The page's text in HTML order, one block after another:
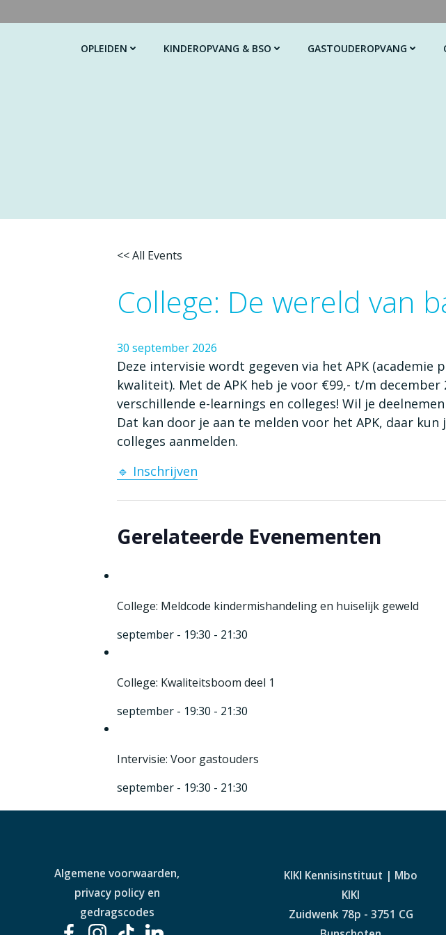
a
OPLEIDEN KINDEROPVANG & BSO GASTOUDEROPVANG
<< All Events
College: De wereld van
30 september 2026
Deze intervisie wordt gegeven via het APK (academie
kwaliteit). Met de APK heb je voor €99,- t/m
verschillende e-learnings en colleges! Wil je
Dat kan door je aan te melden voor het APK, daar kun
colleges aanmelden.
🔹 Inschrijven
Gerelateerde Evenementen
College: Meldcode kindermishandeling en huiselijk geweld
september - 19:30 - 21:30
College: Kwaliteitsboom deel 1
september - 19:30 - 21:30
Intervisie: Voor gastouders
september - 19:30 - 21:30
Algemene voorwaarden,
privacy policy en
gedragscodes
KIKI Kennisinstituut | Mbo
KIKI
Zuidwenk 78p - 3751 CG